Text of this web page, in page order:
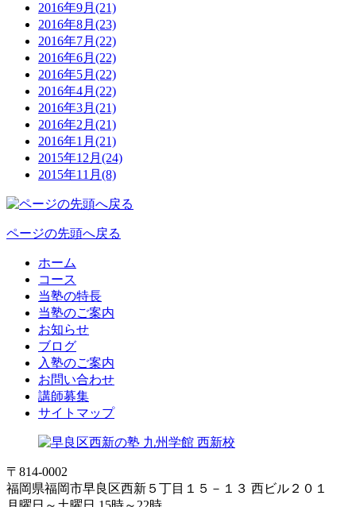
2016年9月(21)
2016年8月(23)
2016年7月(22)
2016年6月(22)
2016年5月(22)
2016年4月(22)
2016年3月(21)
2016年2月(21)
2016年1月(21)
2015年12月(24)
2015年11月(8)
ページの先頭へ戻る
ホーム
コース
当塾の特長
当塾のご案内
お知らせ
ブログ
入塾のご案内
お問い合わせ
講師募集
サイトマップ
〒814-0002
福岡県福岡市早良区西新５丁目１５－１３ 西ビル２０１